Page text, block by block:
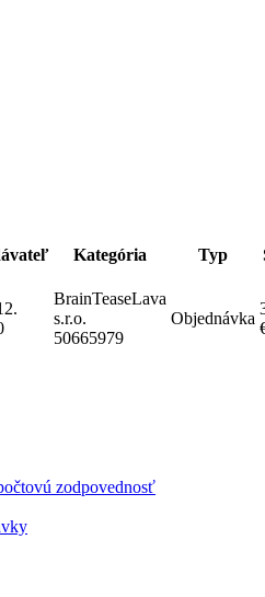
Kategória Typ
BrainTeaseLava
s.r.o.
50665979
Objednávka
zodpovednosť